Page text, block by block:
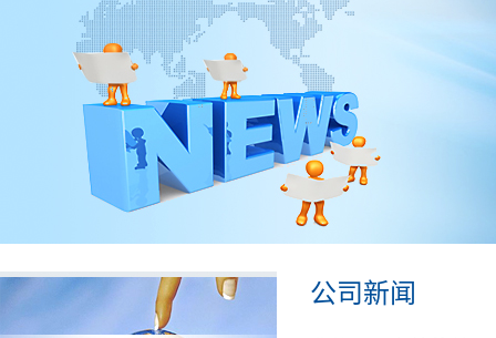
公司新闻